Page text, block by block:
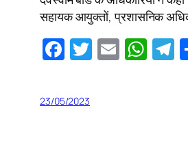
सहायक आयुक्तों, प्रशासनिक
Facebook
Twitter
Email
23/05/2023